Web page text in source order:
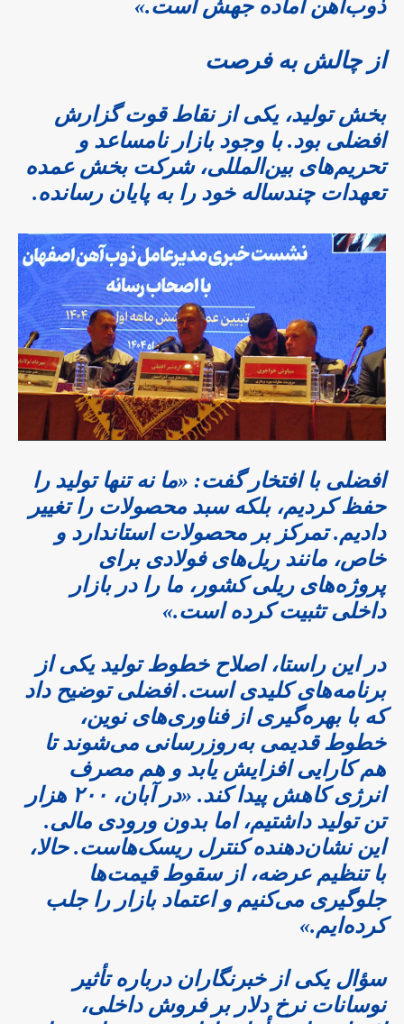
ذوب‌آهن آماده جهش است.»
از چالش به فرصت
بخش تولید، یکی از نقاط قوت گزارش
افضلی بود. با وجود بازار نامساعد و
تحریم‌های بین‌المللی، شرکت بخش عمده
تعهدات چندساله خود را به پایان رسانده.
افضلی با افتخار گفت: «ما نه تنها تولید را
حفظ کردیم، بلکه سبد محصولات را تغییر
دادیم. تمرکز بر محصولات استاندارد و
خاص، مانند ریل‌های فولادی برای
پروژه‌های ریلی کشور، ما را در بازار
داخلی تثبیت کرده است.»
در این راستا، اصلاح خطوط تولید یکی از
برنامه‌های کلیدی است. افضلی توضیح داد
که با بهره‌گیری از فناوری‌های نوین،
خطوط قدیمی به‌روزرسانی می‌شوند تا
هم کارایی افزایش یابد و هم مصرف
انرژی کاهش پیدا کند. «در آبان، ۲۰۰ هزار
تن تولید داشتیم، اما بدون ورودی مالی.
این نشان‌دهنده کنترل ریسک‌هاست. حالا،
با تنظیم عرضه، از سقوط قیمت‌ها
جلوگیری می‌کنیم و اعتماد بازار را جلب
کرده‌ایم.»
سؤال یکی از خبرنگاران درباره تأثیر
نوسانات نرخ دلار بر فروش داخلی،